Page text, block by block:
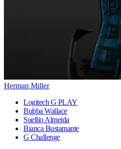
Herman Miller
Logitech G PLAY
Bubba Wallace
Suellio Almeida
Bianca Bustamante
G Challenge